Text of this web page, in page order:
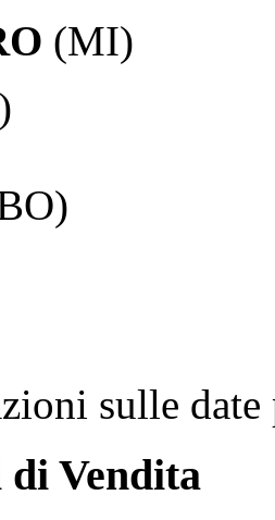
(MI)
sulle
Vendita